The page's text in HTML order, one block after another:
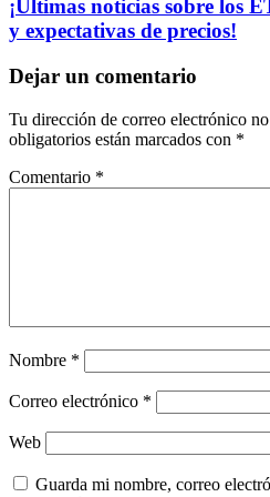
¡Últimas noticias sobre los
y expectativas de precios!
Dejar un comentario
Tu dirección de correo electrónico
obligatorios están marcados con *
Comentario *
Nombre *
Correo electrónico *
Web
Guarda mi nombre, correo